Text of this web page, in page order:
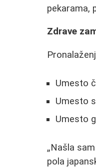
pekarama,
Zdrave
Umesto
Umesto
Umesto
Našla
pola